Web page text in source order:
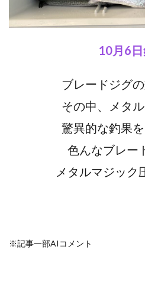
10月6
ブレードジグ
その中、メタ
驚異的な釣果を
色んなブレー
メタルマジック
※記事一部AIコメント